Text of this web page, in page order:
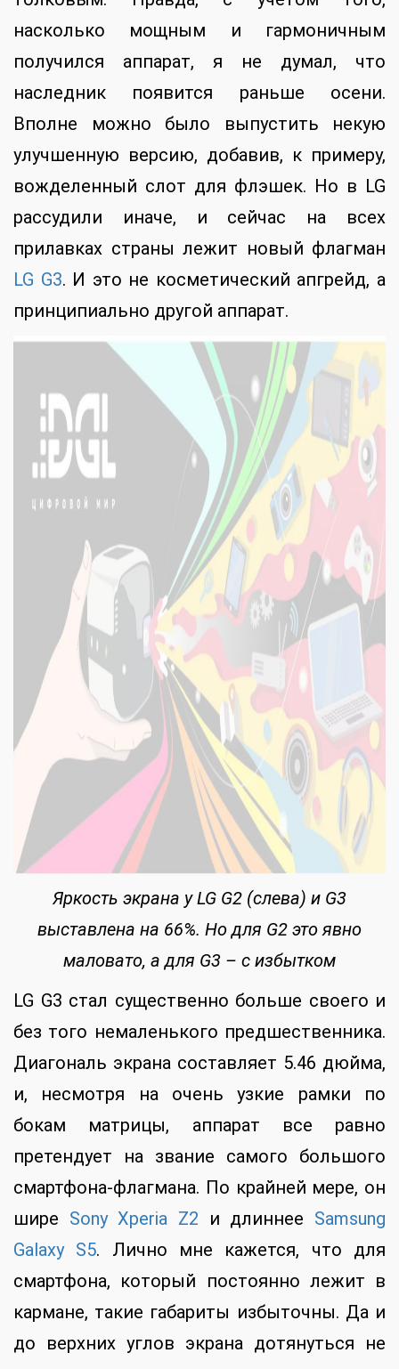
насколько мощным и гармоничным
получился аппарат, я не думал, что
наследник появится раньше осени.
Вполне можно было выпустить некую
улучшенную версию, добавив, к примеру,
вожделенный слот для флэшек. Но в LG
рассудили иначе, и сейчас на всех
прилавках страны лежит новый флагман
LG G3. И это не косметический апгрейд, а
принципиально другой аппарат.
Яркость экрана у LG G2 (слева) и G3
выставлена на 66%. Но для G2 это явно
маловато, а для G3 – с избытком
LG G3 стал существенно больше своего и
без того немаленького предшественника.
Диагональ экрана составляет 5.46 дюйма,
и, несмотря на очень узкие рамки по
бокам матрицы, аппарат все равно
претендует на звание самого большого
смартфона-флагмана. По крайней мере, он
шире Sony Xperia Z2 и длиннее Samsung
Galaxy S5. Лично мне кажется, что для
смартфона, который постоянно лежит в
кармане, такие габариты избыточны. Да и
до верхних углов экрана дотянуться не